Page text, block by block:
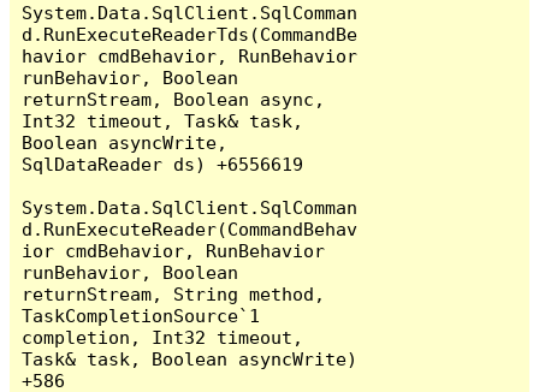
System.Data.SqlClient.SqlComman
d.RunExecuteReaderTds(CommandBe
havior cmdBehavior, RunBehavior
runBehavior, Boolean
returnStream, Boolean async,
Int32 timeout, Task& task,
Boolean asyncWrite,
SqlDataReader ds) +6556619
System.Data.SqlClient.SqlComman
d.RunExecuteReader(CommandBehav
ior cmdBehavior, RunBehavior
runBehavior, Boolean
returnStream, String method,
TaskCompletionSource`1
completion, Int32 timeout,
Task& task, Boolean asyncWrite)
+586